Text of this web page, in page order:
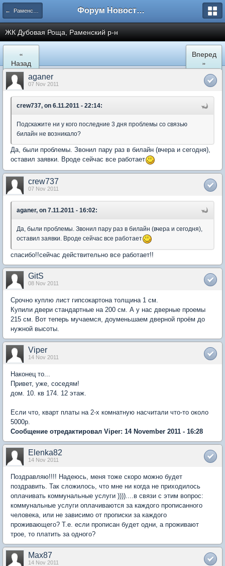
← Раменское Форум Новостройки
ЖК Дубовая Роща, Раменский р-н
«
Назад
Вперед
»
aganer
07 Nov 2011
crew737, on 6.11.2011 - 22:14:
Подскажите ни у кого последние 3 дня проблемы со связью
билайн не возникало?
Да, были проблемы. Звонил пару раз в билайн (вчера и сегодня),
оставил заявки. Вроде сейчас все работает
crew737
07 Nov 2011
aganer, on 7.11.2011 - 16:02:
Да, были проблемы. Звонил пару раз в билайн (вчера и сегодня),
оставил заявки. Вроде сейчас все работает
спасибо!!сейчас действительно все работает!!
GitS
08 Nov 2011
Срочно куплю лист гипсокартона толщина 1 см.
Купили двери стандартные на 200 см. А у нас дверные проемы
215 см. Вот теперь мучаемся, доуменьшаем дверной проём до
нужной высоты.
Viper
14 Nov 2011
Наконец то...
Привет, уже, соседям!
дом. 10. кв 174. 12 этаж.
Если что, кварт платы на 2-х комнатную насчитали что-то около
5000р.
Сообщение отредактировал Viper: 14 November 2011 - 16:28
Elenka82
14 Nov 2011
Поздравляю!!!! Надеюсь, меня тоже скоро можно будет
поздравить. Так сложилось, что мне ни когда не приходилось
оплачивать коммунальные услуги ))))....в связи с этим вопрос:
коммунальные услуги оплачиваются за каждого прописанного
человека, или не зависимо от прописки за каждого
проживающего? Т.е. если прописан будет одни, а проживают
трое, то платить за одного?
Max87
14 Nov 2011